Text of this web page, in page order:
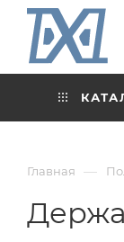
Главная —